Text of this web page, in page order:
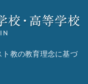
教の教育理念に基づ